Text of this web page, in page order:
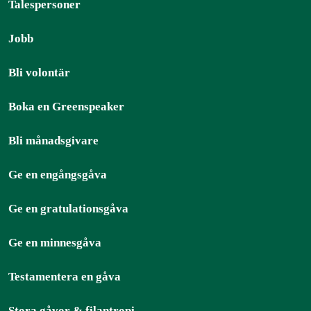
Talespersoner
Jobb
Bli volontär
Boka en Greenspeaker
Bli månadsgivare
Ge en engångsgåva
Ge en gratulationsgåva
Ge en minnesgåva
Testamentera en gåva